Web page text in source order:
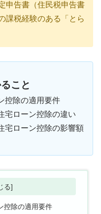
申告書（住民税申告書
課税経験のある「とら
こと
控除の適用要件
宅ローン控除の違い
宅ローン控除の影響額
控除の適用要件